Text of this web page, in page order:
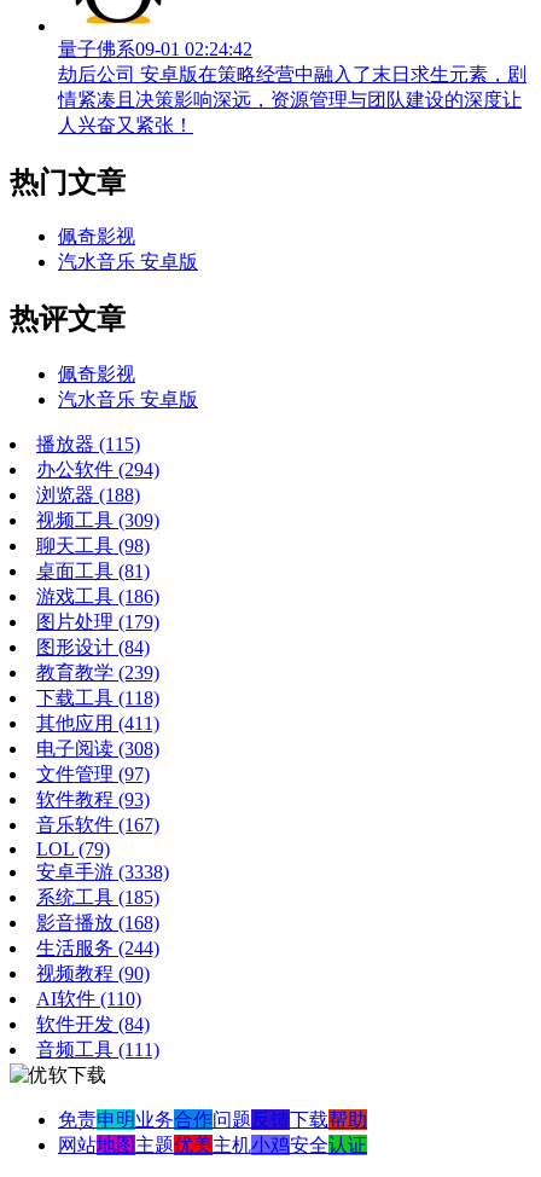
量子佛系09-01 02:24:42
劫后公司 安卓版在策略经营中融入了末日求生元素，剧
情紧凑且决策影响深远，资源管理与团队建设的深度让
人兴奋又紧张！
热门文章
佩奇影视
汽水音乐 安卓版
热评文章
佩奇影视
汽水音乐 安卓版
播放器 (115)
办公软件 (294)
浏览器 (188)
视频工具 (309)
聊天工具 (98)
桌面工具 (81)
游戏工具 (186)
图片处理 (179)
图形设计 (84)
教育教学 (239)
下载工具 (118)
其他应用 (411)
电子阅读 (308)
文件管理 (97)
软件教程 (93)
音乐软件 (167)
LOL (79)
安卓手游 (3338)
系统工具 (185)
影音播放 (168)
生活服务 (244)
视频教程 (90)
AI软件 (110)
软件开发 (84)
音频工具 (111)
免责申明业务合作问题反馈下载帮助
网站地图 主题优美主机小鸡安全认证